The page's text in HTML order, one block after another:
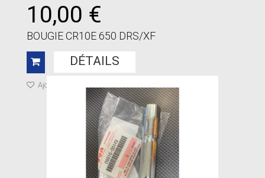
10,00 €
BOUGIE CR10E 650 DRS/XF
DÉTAILS
Ajouter à ma liste de cadeaux